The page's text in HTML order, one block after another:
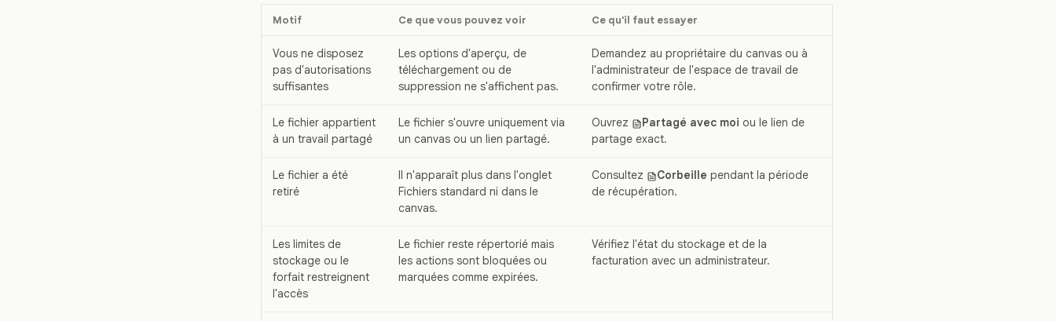
Motif Ce que vous pouvez voir Ce qu'il faut essayer
Vous ne disposez
pas d'autorisations
suffisantes
Les options d'aperçu, de
téléchargement ou de
suppression ne s'affichent pas.
Demandez au propriétaire du canvas ou à
l'administrateur de l'espace de travail de
confirmer votre rôle.
Le fichier appartient
à un travail partagé
Le fichier s'ouvre uniquement via
un canvas ou un lien partagé.
Ouvrez Partagé avec moi ou le lien de
partage exact.
Le fichier a été
retiré
Il n'apparaît plus dans l'onglet
Fichiers standard ni dans le
canvas.
Consultez Corbeille pendant la période
de récupération.
Les limites de
stockage ou le
forfait restreignent
l'accès
Le fichier reste répertorié mais
les actions sont bloquées ou
marquées comme expirées.
Vérifiez l'état du stockage et de la
facturation avec un administrateur.